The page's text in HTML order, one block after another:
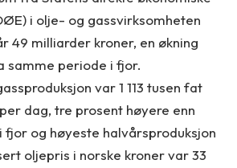
i olje- og gassvirksomheten
49 milliarder kroner, en økning
samme periode i fjor.
var 1 113 tusen fat
dag, tre prosent høyere enn
og høyeste halvårsproduksjon
oljepris i norske kroner var 33